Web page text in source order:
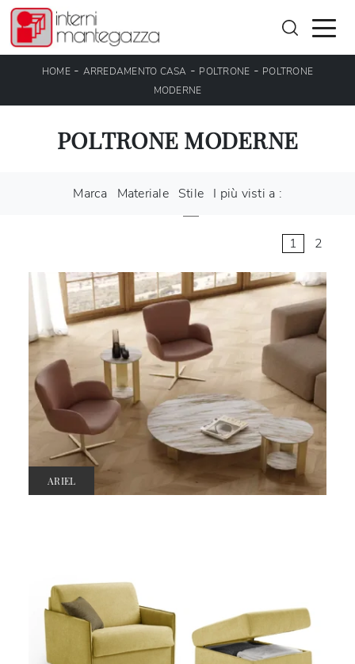
HOME- ARREDAMENTO CASA - POLTRONE - POLTRONE
MODERNE
POLTRONE MODERNE
Marca Materiale Stile I più visti a :
1 2
ARIEL